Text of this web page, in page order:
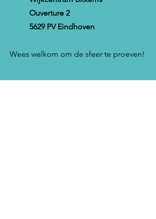
Ouverture 2
5629 PV Eindhoven
Wees welkom om de sfeer te proeven!